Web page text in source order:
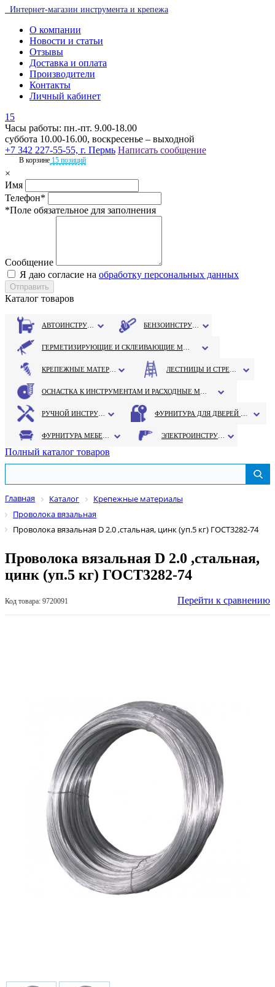
Интернет-магазин инструмента и крепежа
О компании
Новости и статьи
Отзывы
Доставка и оплата
Производители
Контакты
Личный кабинет
15
Часы работы: пн.-пт. 9.00-18.00
суббота 10.00-16.00, воскресенье – выходной
+7 342 227-55-55, г. Пермь Написать сообщение
В корзине 15 позиций
×
Имя
Телефон*
*Поле обязательное для заполнения
Сообщение
Я даю согласие на обработку персональных данных
Каталог товаров
Полный каталог товаров
Главная Каталог
Крепежные материалы
Проволока вязальная
Проволока вязальная D 2.0 ,стальная, цинк (уп.5 кг) ГОСТ3282-74
Проволока вязальная D 2.0 ,стальная,
цинк (уп.5 кг) ГОСТ3282-74
Код товара: 9720091 Перейти к сравнению